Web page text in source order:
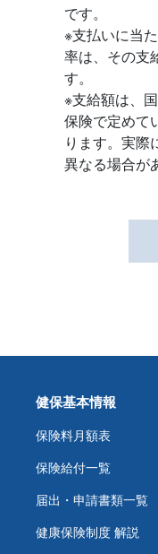
です。
※支払いに当
率は、その支
す。
※支給額は、
保険で定めて
ります。実際
異なる場合が
健保基本情報
保険料月額表
保険給付一覧
届出・申請書類一覧
健康保険制度 解説